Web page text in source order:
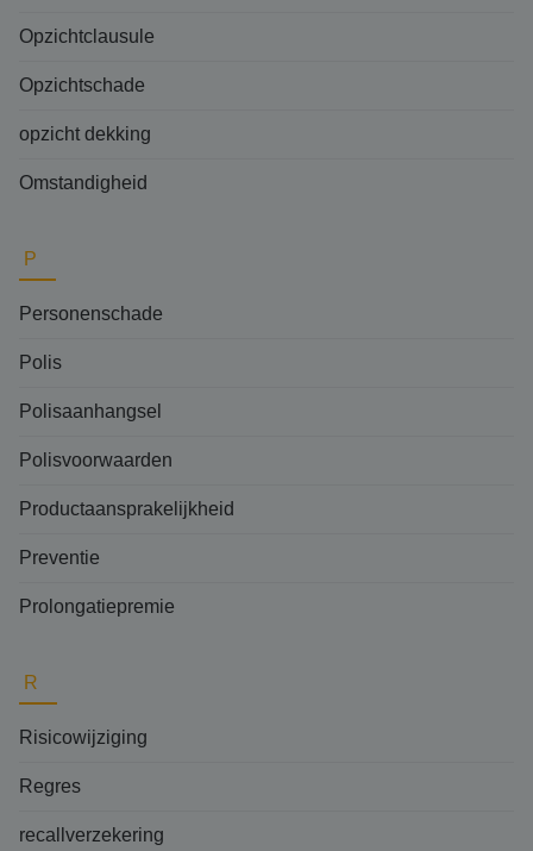
Opzichtclausule
Opzichtschade
opzicht dekking
Omstandigheid
P
Personenschade
Polis
Polisaanhangsel
Polisvoorwaarden
Productaansprakelijkheid
Preventie
Prolongatiepremie
R
Risicowijziging
Regres
recallverzekering